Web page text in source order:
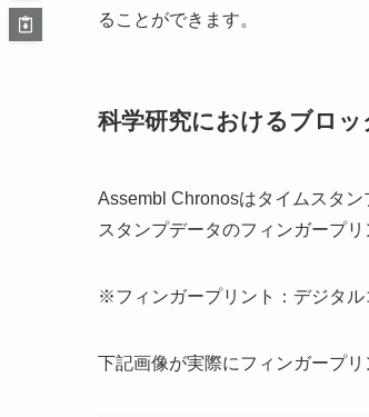
ることができます。
科学研究におけるブロ
Assembl Chronosはタイムスタ
スタンプデータのフィンガープ
※フィンガープリント：デジタ
下記画像が実際にフィンガープ